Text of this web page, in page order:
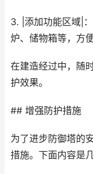
3. |添加功能区域|
炉、储物箱等，方
在建造经过中，随
护效果。
## 增强防护措施
为了进步防御塔的
措施。下面内容是